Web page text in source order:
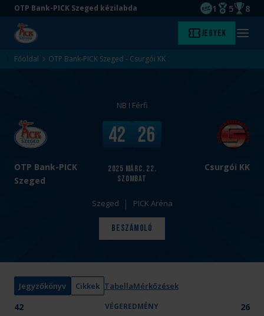
Ugrás
tartalomra
Ugrás
aljára
OTP Bank-PICK Szeged kézilabda
EHF
1
Magyar
5 8
Kezdőlap Jegyek Menü
Főoldal OTP Bank-PICK Szeged - Csurgói KK
NB I Férfi
OTP Bank-PICK
Szeged
v
s
.
Csurgói KK
2025 márc. 22.
szombat
V
é
e
r
e
d
m
é
n
:
42 26
Szeged PICK Aréna
Beszámoló
Jegyzőkönyv Cikkek TabellaMérkőzések
42 VÉGEREDMÉNY 26